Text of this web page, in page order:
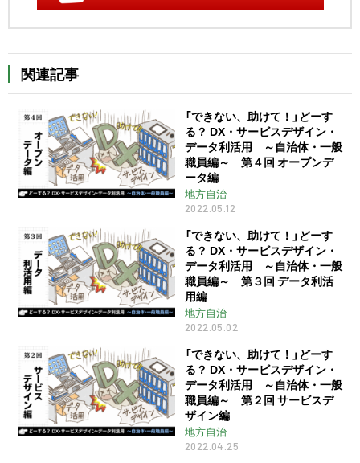
関連記事
「できない、助けて！」どーす
る？ DX・サービスデザイン・
データ利活用 ～自治体・一般
職員編～ 第４回 オープンデ
ータ編
地方自治
2022.05.12
「できない、助けて！」どーす
る？ DX・サービスデザイン・
データ利活用 ～自治体・一般
職員編～ 第３回 データ利活
用編
地方自治
2022.05.02
「できない、助けて！」どーす
る？ DX・サービスデザイン・
データ利活用 ～自治体・一般
職員編～ 第２回 サービスデ
ザイン編
地方自治
2022.04.25